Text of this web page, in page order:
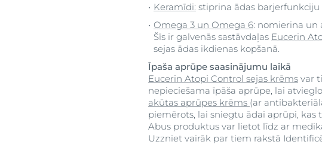
Keramīdi: stiprina ādas barjerfunkciju
Omega 3 un Omega 6: nomierina un
Šīs ir galvenās sastāvdaļas Eucerin
sejas ādas ikdienas kopšanā.
Īpaša aprūpe saasinājumu laikā
Eucerin Atopi Control sejas krēms var
nepieciešama īpāša aprūpe, lai
akūtas aprūpes krēms (ar
piemērots, lai sniegtu ādai aprūpi,
Abus produktus var lietot līdz ar
Uzzniet vairāk par tiem rakstā